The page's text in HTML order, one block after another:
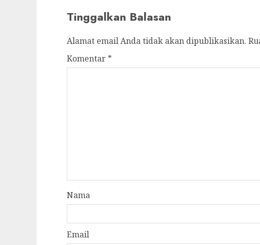
Tinggalkan Balasan
Alamat email Anda tidak akan dipublikasikan.
Komentar *
Nama
Email